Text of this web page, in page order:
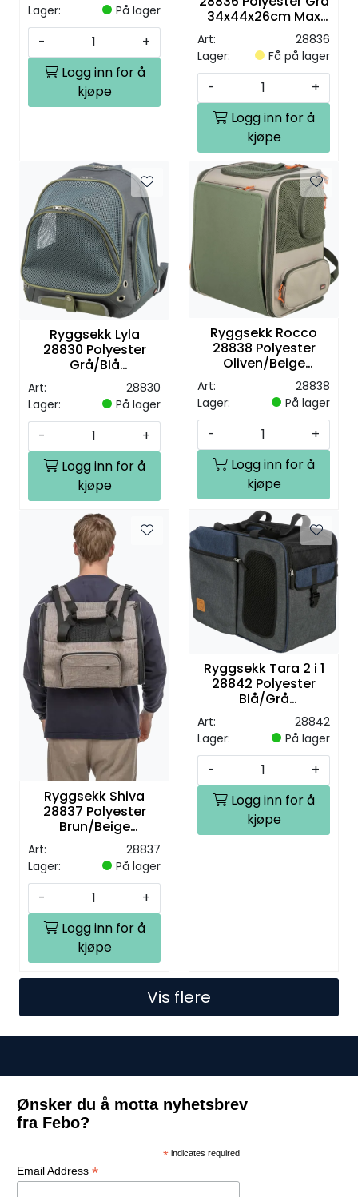
Lager:
På lager
-
+
Logg inn for å
kjøpe
34x44x26cm Max
Art:
28836
Lager:
Få på lager
-
+
Logg inn for å
kjøpe
Ryggsekk Lyla
28830 Polyester
Grå/Blå
34x22x42cm Max
8kg
Art:
28830
Lager:
På lager
-
+
Logg inn for å
kjøpe
Ryggsekk Rocco
28838 Polyester
Oliven/Beige
40x30x42cm Max
10kg
Art:
28838
Lager:
På lager
-
+
Logg inn for å
kjøpe
Ryggsekk Shiva
28837 Polyester
Brun/Beige
41x21x30cm Max 8kg
Art:
28837
Lager:
På lager
-
+
Logg inn for å
kjøpe
Ryggsekk Tara 2 i 1
28842 Polyester
Blå/Grå
50x25x38cm Max
7kg
Art:
28842
Lager:
På lager
-
+
Logg inn for å
kjøpe
Vis flere
Ønsker du å motta nyhetsbrev
fra Febo?
* indicates required
Email Address *